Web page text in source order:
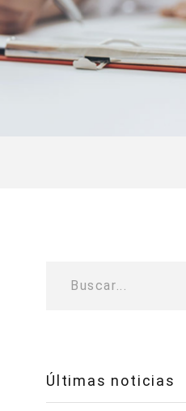
Buscar...
Últimas noticias